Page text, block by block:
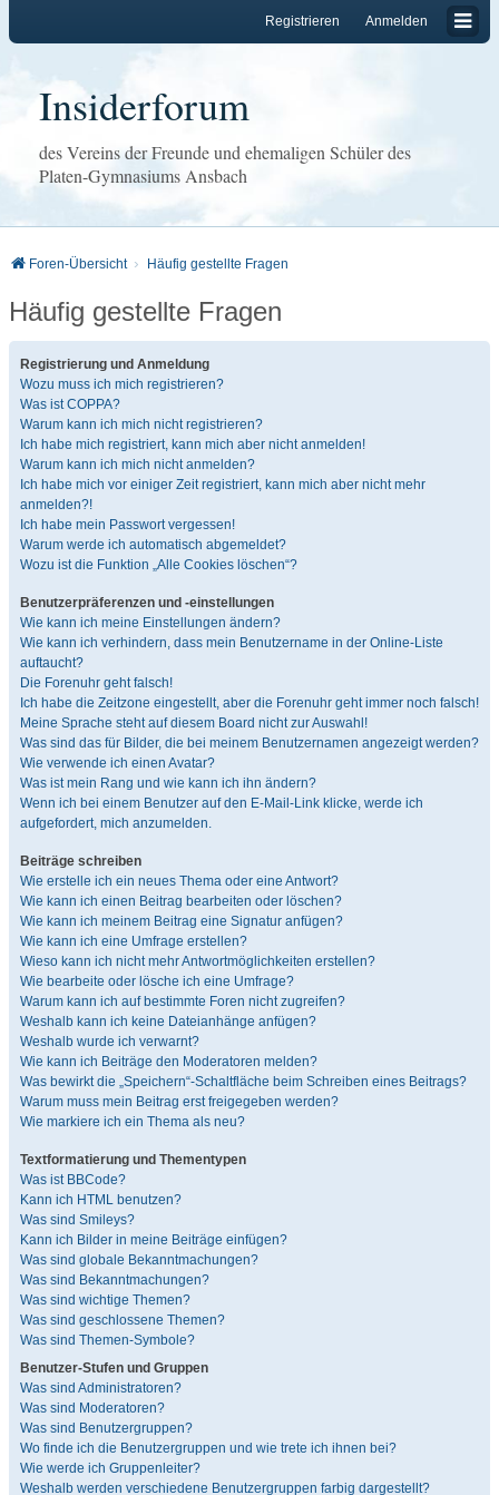
Anmelden
Registrieren
Insiderforum
des Vereins der Freunde und ehemaligen Schüler des
Platen-Gymnasiums Ansbach
Foren-Übersicht Häufig gestellte Fragen
Häufig gestellte Fragen
Registrierung und Anmeldung
Wozu muss ich mich registrieren?
Was ist COPPA?
Warum kann ich mich nicht registrieren?
Ich habe mich registriert, kann mich aber nicht anmelden!
Warum kann ich mich nicht anmelden?
Ich habe mich vor einiger Zeit registriert, kann mich aber nicht mehr
anmelden?!
Ich habe mein Passwort vergessen!
Warum werde ich automatisch abgemeldet?
Wozu ist die Funktion „Alle Cookies löschen“?
Benutzerpräferenzen und -einstellungen
Wie kann ich meine Einstellungen ändern?
Wie kann ich verhindern, dass mein Benutzername in der Online-Liste
auftaucht?
Die Forenuhr geht falsch!
Ich habe die Zeitzone eingestellt, aber die Forenuhr geht immer noch falsch!
Meine Sprache steht auf diesem Board nicht zur Auswahl!
Was sind das für Bilder, die bei meinem Benutzernamen angezeigt werden?
Wie verwende ich einen Avatar?
Was ist mein Rang und wie kann ich ihn ändern?
Wenn ich bei einem Benutzer auf den E-Mail-Link klicke, werde ich
aufgefordert, mich anzumelden.
Beiträge schreiben
Wie erstelle ich ein neues Thema oder eine Antwort?
Wie kann ich einen Beitrag bearbeiten oder löschen?
Wie kann ich meinem Beitrag eine Signatur anfügen?
Wie kann ich eine Umfrage erstellen?
Wieso kann ich nicht mehr Antwortmöglichkeiten erstellen?
Wie bearbeite oder lösche ich eine Umfrage?
Warum kann ich auf bestimmte Foren nicht zugreifen?
Weshalb kann ich keine Dateianhänge anfügen?
Weshalb wurde ich verwarnt?
Wie kann ich Beiträge den Moderatoren melden?
Was bewirkt die „Speichern“-Schaltfläche beim Schreiben eines Beitrags?
Warum muss mein Beitrag erst freigegeben werden?
Wie markiere ich ein Thema als neu?
Textformatierung und Thementypen
Was ist BBCode?
Kann ich HTML benutzen?
Was sind Smileys?
Kann ich Bilder in meine Beiträge einfügen?
Was sind globale Bekanntmachungen?
Was sind Bekanntmachungen?
Was sind wichtige Themen?
Was sind geschlossene Themen?
Was sind Themen-Symbole?
Benutzer-Stufen und Gruppen
Was sind Administratoren?
Was sind Moderatoren?
Was sind Benutzergruppen?
Wo finde ich die Benutzergruppen und wie trete ich ihnen bei?
Wie werde ich Gruppenleiter?
Weshalb werden verschiedene Benutzergruppen farbig dargestellt?